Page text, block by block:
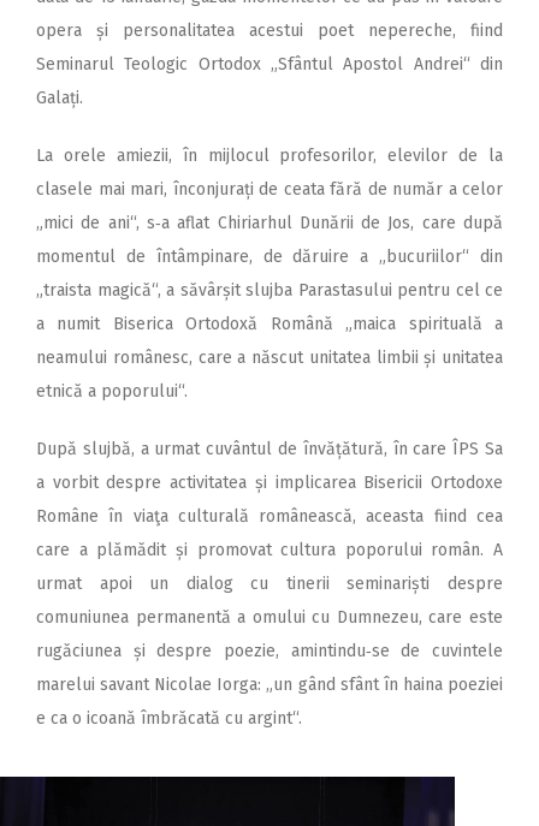
opera și personalitatea acestui poet nepereche, fiind
Seminarul Teologic Ortodox „Sfântul Apostol Andrei“ din
Galați.
La orele amiezii, în mijlocul profesorilor, elevilor de la
clasele mai mari, înconjurați de ceata fără de număr a celor
„mici de ani“, s‑a aflat Chiriarhul Dunării de Jos, care după
momentul de întâmpinare, de dăruire a „bucuriilor“ din
„traista magică“, a săvârșit slujba Parastasului pentru cel ce
a numit Biserica Ortodoxă Română „maica spirituală a
neamului româ­­nesc, care a născut unitatea limbii și unitatea
etnică a poporului“.
După slujbă, a urmat cuvântul de învățătură, în care ÎPS Sa
a vorbit despre activitatea și implicarea Bisericii Ortodoxe
Române în viaţa culturală românească, aceasta fiind cea
care a plămădit și promovat cultura poporului român. A
urmat apoi un dialog cu tinerii seminariști despre
comuniunea permanentă a omului cu Dumnezeu, care este
rugăciunea și despre poezie, amintindu‑se de cuvintele
marelui savant Nicolae Iorga: „un gând sfânt în haina poeziei
e ca o icoană îmbrăcată cu argint“.